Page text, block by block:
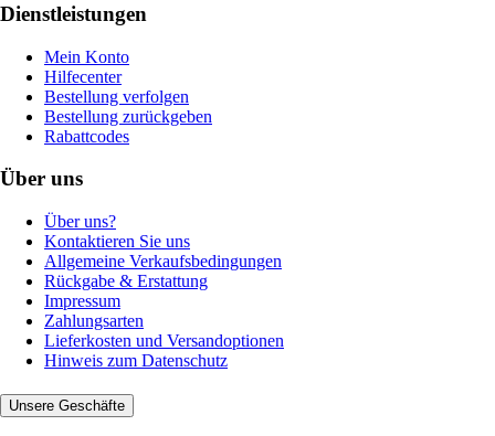
Dienstleistungen
Mein Konto
Hilfecenter
Bestellung verfolgen
Bestellung zurückgeben
Rabattcodes
Über uns
Über uns?
Kontaktieren Sie uns
Allgemeine Verkaufsbedingungen
Rückgabe & Erstattung
Impressum
Zahlungsarten
Lieferkosten und Versandoptionen
Hinweis zum Datenschutz
Unsere Geschäfte